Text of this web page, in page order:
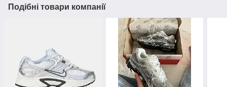
Подібні товари компанії